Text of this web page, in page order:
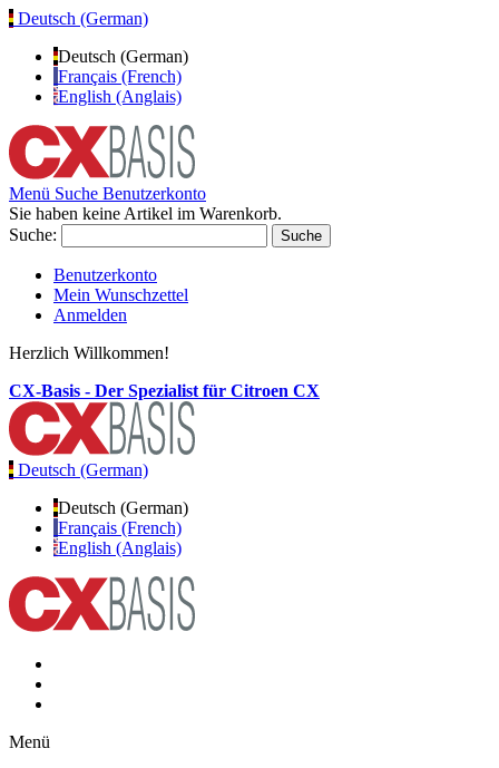
Deutsch (German)
Deutsch (German)
Français (French)
English (Anglais)
Menü Suche Benutzerkonto
Sie haben keine Artikel im Warenkorb.
Suche:
Suche
Benutzerkonto
Mein Wunschzettel
Anmelden
Herzlich Willkommen!
CX-Basis - Der Spezialist für Citroen CX
Deutsch (German)
Deutsch (German)
Français (French)
English (Anglais)
Menü